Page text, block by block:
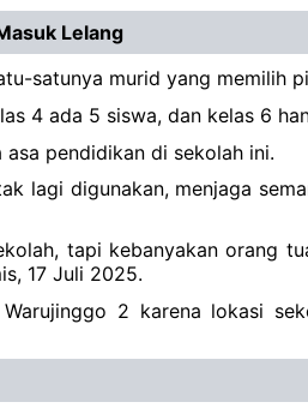
Lelang
satunya murid yang memilih
4 ada 5 siswa, dan kelas 6
pendidikan di sekolah ini.
lagi digunakan, menjaga
tapi kebanyakan orang
17 Juli 2025.
2 karena ‎lokasi